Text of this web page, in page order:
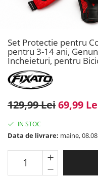
Set Protectie pentru
pentru 3-14 ani,
Incheieturi, pentru
129,99 Lei69,99
IN STOC
Data de livrare: maine,